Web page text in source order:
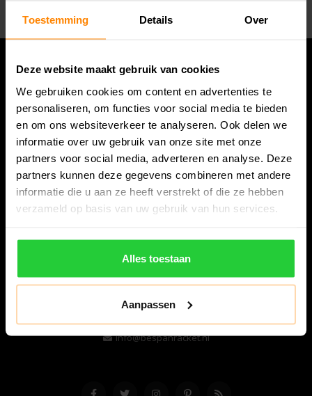
Toestemming Details Over
Deze website maakt gebruik van cookies
We gebruiken cookies om content en advertenties te
personaliseren, om functies voor social media te bieden
en om ons websiteverkeer te analyseren. Ook delen we
informatie over uw gebruik van onze site met onze
partners voor social media, adverteren en analyse. Deze
partners kunnen deze gegevens combineren met andere
informatie die u aan ze heeft verstrekt of die ze hebben
verzameld op basis van uw gebruik van hun services.
Alles toestaan
Aanpassen
Bespanracket.nl is dé racketspecialist van Lelystad en
omstreken.
Snijdersstraat 6
8224 AA Lelystad
Nederland
06-57276080
info@bespanracket.nl